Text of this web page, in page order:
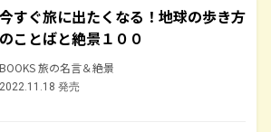
今すぐ旅に出たくなる！地球の歩き方
のことばと絶景１００
BOOKS 旅の名言＆絶景
2022.11.18 発売